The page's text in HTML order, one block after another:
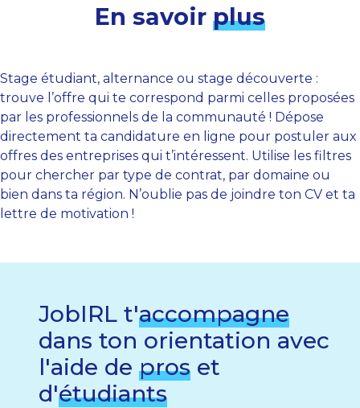
En savoir plus
Stage étudiant, alternance ou stage découverte :
trouve l’offre qui te correspond parmi celles proposées
par les professionnels de la communauté ! Dépose
directement ta candidature en ligne pour postuler aux
offres des entreprises qui t’intéressent. Utilise les filtres
pour chercher par type de contrat, par domaine ou
bien dans ta région. N’oublie pas de joindre ton CV et ta
lettre de motivation !
JobIRL t'accompagne
dans ton orientation avec
l'aide de pros et
d'étudiants